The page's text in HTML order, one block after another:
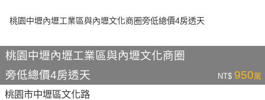
桃園中壢內壢工業區與內壢文化商圈
旁低總價4房透天
NT$ 950萬
桃園市中壢區文化路